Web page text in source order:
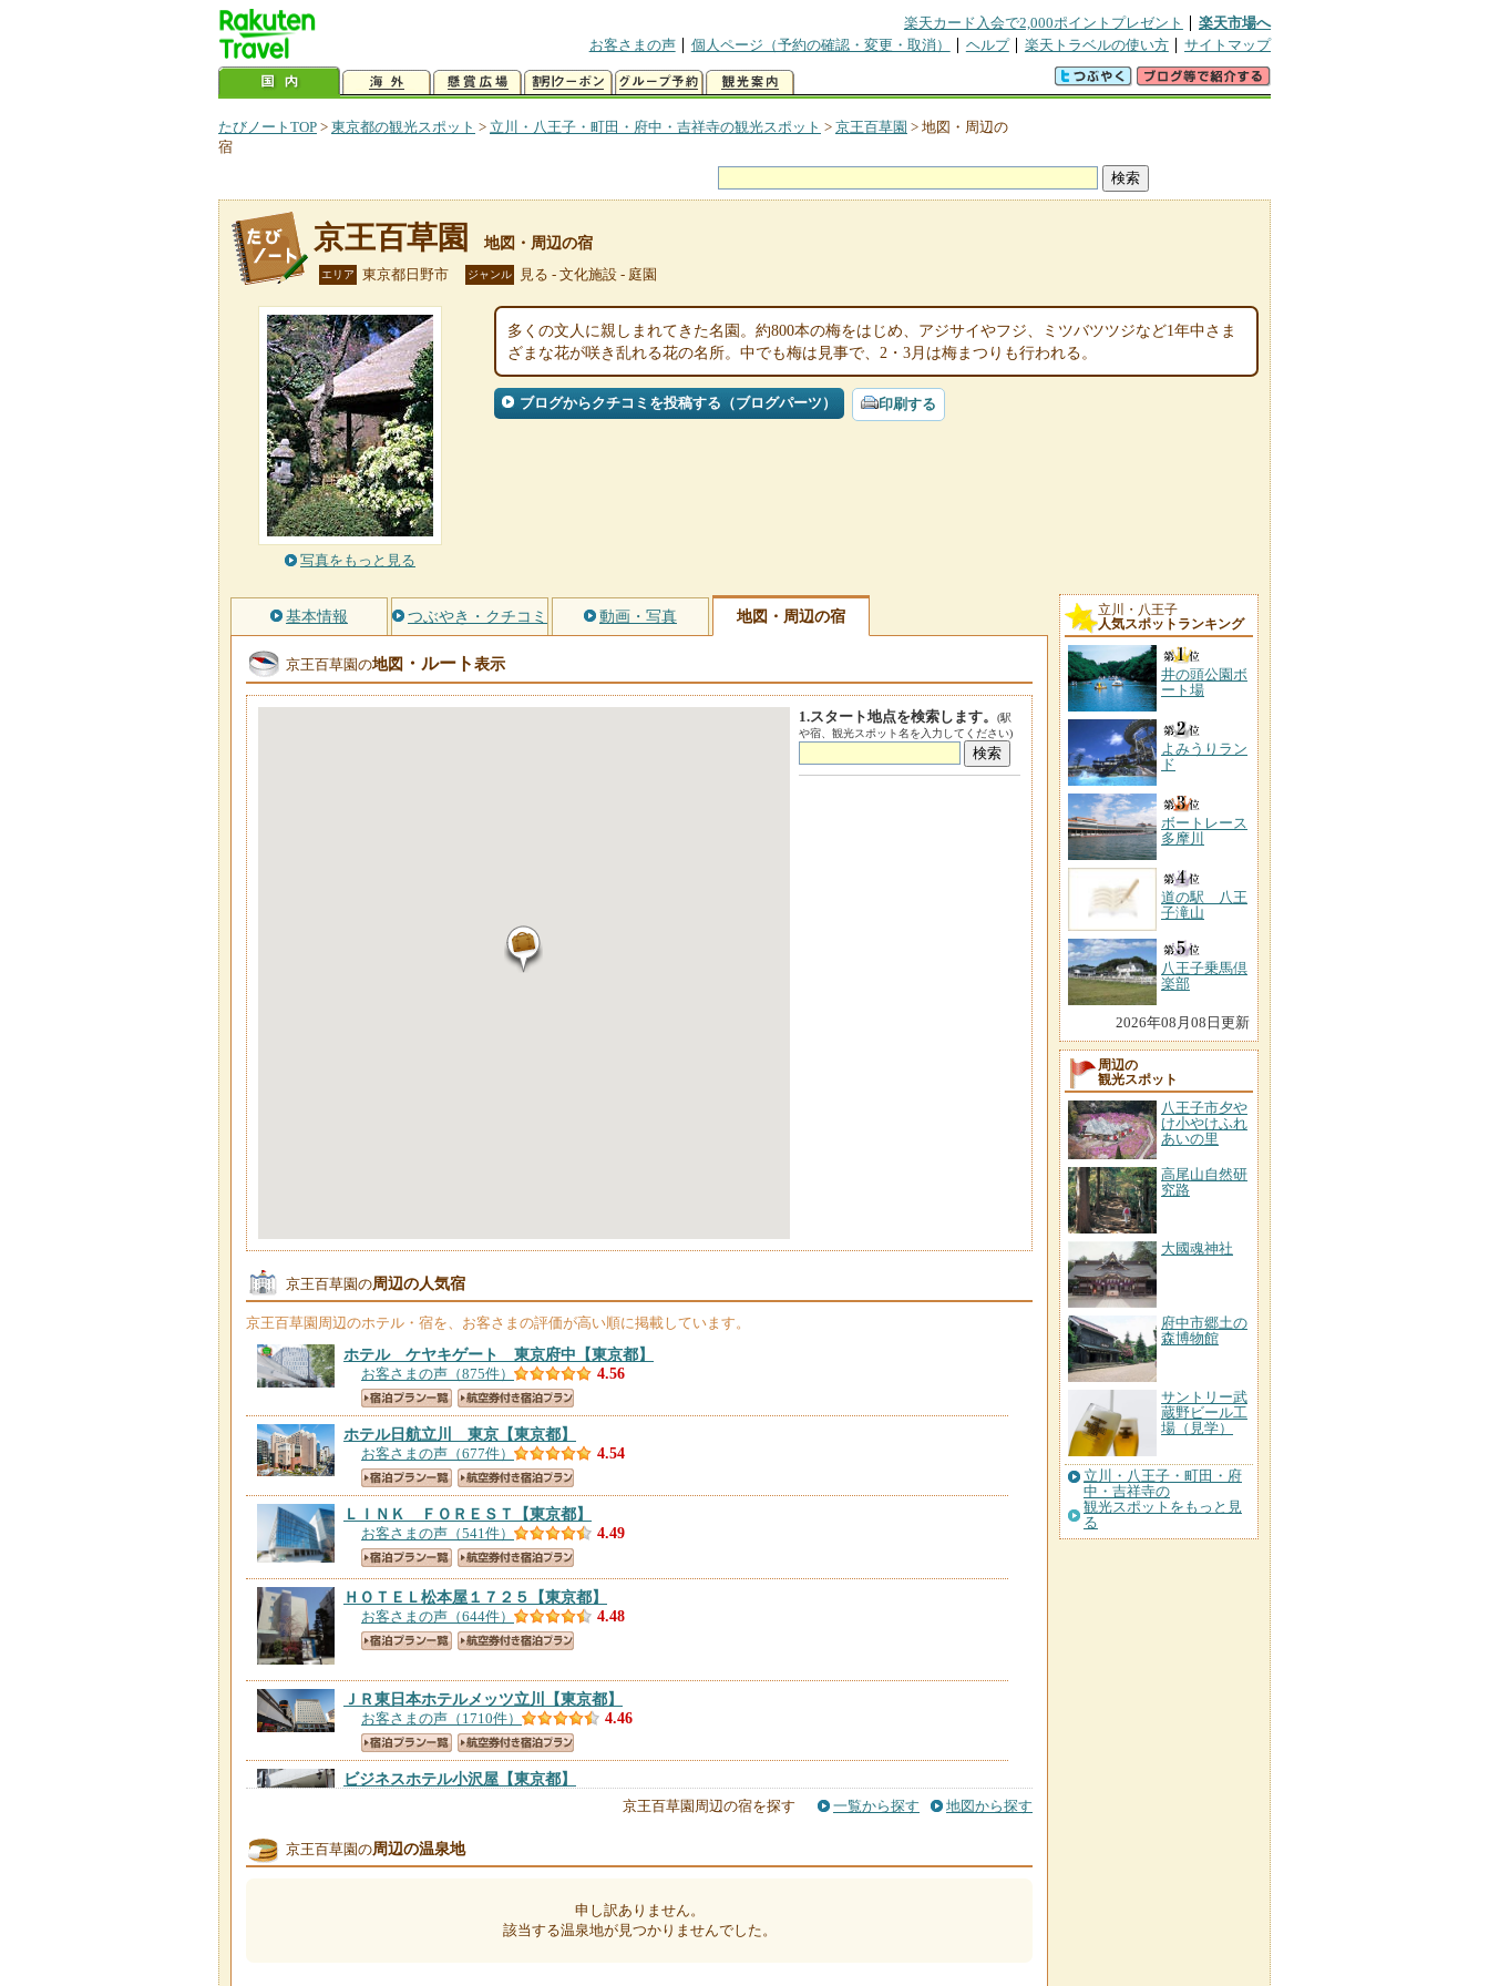
楽天カード入会で2,000ポイントプレゼント
楽天市場へ
お客さまの声
個人ページ（予約の確認・変更・取消） ヘルプ 楽天トラベルの使い方 サイトマップ
たびノートTOP > 東京都の観光スポット > 立川・八王子・町田・府中・吉祥寺の観光スポット > 京王百草園 > 地図・周辺の
宿
京王百草園 地図・周辺の宿
エリア 東京都日野市 ジャンル 見る - 文化施設 - 庭園
写真をもっと見る
多くの文人に親しまれてきた名園。約800本の梅をはじめ、アジサイやフジ、ミツバツツジなど1年中さま
ざまな花が咲き乱れる花の名所。中でも梅は見事で、2・3月は梅まつりも行われる。
ブログからクチコミを投稿する（ブログパーツ） 印刷する
基本情報 つぶやき・クチコミ 動画・写真 地図・周辺の宿
京王百草園の地図 ・ルート表示
1.スタート地点を検索します。
(駅
や宿、観光スポット名を入力してください)
京王百草園の周辺の人気宿
京王百草園 周辺のホテル・宿を、お客さまの評価が高い順に掲載しています。
ホテル ケヤキゲート 東京府中 【東京都】
お客さまの声（875件） 4.56
ホテル日航立川 東京 【東京都】
お客さまの声（677件） 4.54
ＬＩＮＫ ＦＯＲＥＳＴ 【東京都】
お客さまの声（541件） 4.49
ＨＯＴＥＬ松本屋１７２５ 【東京都】
お客さまの声（644件） 4.48
ＪＲ東日本ホテルメッツ立川 【東京都】
お客さまの声（1710件） 4.46
ビジネスホテル小沢屋 【東京都】
4.46
立川ワシントンホテル
【東京都】
京王百草園周辺の宿を探す 一覧から探す 地図から探す
京王百草園の周辺の温泉地
申し訳ありません。
該当する温泉地が見つかりませんでした。
立川・八王子
人気スポットランキング
井の頭公園ボ
ート場
よみうりラン
ド
ボートレース
多摩川
道の駅 八王
子滝山
八王子乗馬倶
楽部
2026年08月08日更新
周辺の
観光スポット
八王子市夕や
け小やけふれ
あいの里
高尾山自然研
究路
大國魂神社
府中市郷土の
森博物館
サントリー武
蔵野ビール工
場（見学）
立川・八王子・町田・府
中・吉祥寺の
観光スポットをもっと見
る